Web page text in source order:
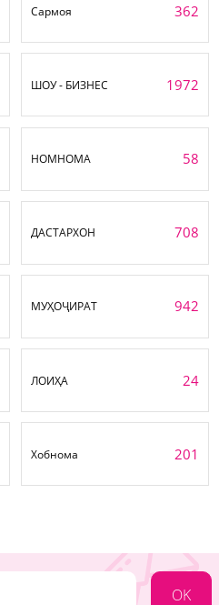
Сармоя 362
ШОУ - БИЗНЕС 1972
НОМНОМА 58
ДАСТАРХОН 708
МУҲОҶИРАТ 942
ЛОИҲА 24
Хобнома 201
OK